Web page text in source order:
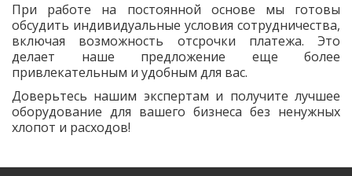
При работе на постоянной основе мы готовы
обсудить индивидуальные условия сотрудничества,
включая возможность отсрочки платежа. Это
делает наше предложение еще более
привлекательным и удобным для вас.
Доверьтесь нашим экспертам и получите лучшее
оборудование для вашего бизнеса без ненужных
хлопот и расходов!